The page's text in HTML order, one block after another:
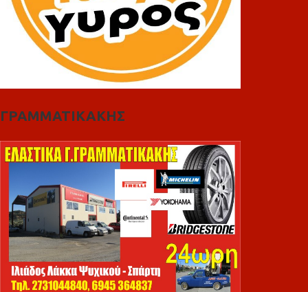
ΓΡΑΜΜΑΤΙΚΑΚΗΣ